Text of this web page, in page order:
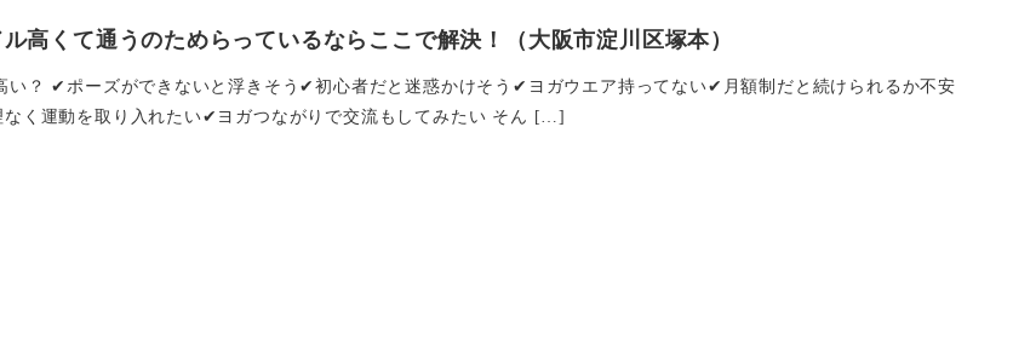
高くて通うのためらっているならここで解決！（大阪市淀川区塚本）
い？ ✔ポーズができないと浮きそう✔初心者だと迷惑かけそう✔ヨガウエア持ってない✔月額制だと続けられるか不安
く運動を取り入れたい✔ヨガつながりで交流もしてみたい そん […]